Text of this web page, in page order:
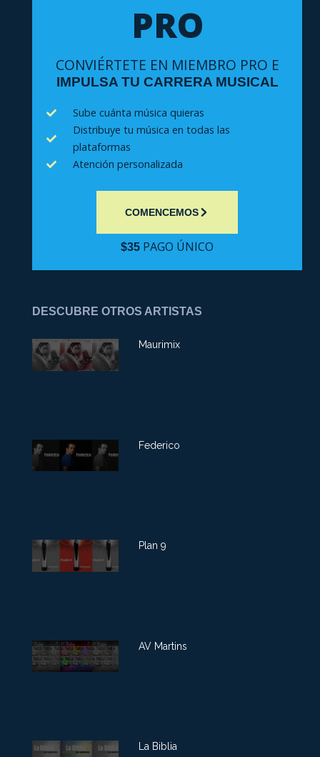
PRO
CONVIÉRTETE EN MIEMBRO PRO E
IMPULSA TU CARRERA MUSICAL
Sube cuánta música quieras
Distribuye tu música en todas las
plataformas
Atención personalizada
COMENCEMOS
$35 PAGO ÚNICO
DESCUBRE OTROS ARTISTAS
Maurimix
Federico
Plan 9
AV Martins
La Biblia